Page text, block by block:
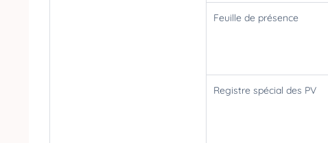
Feuille de présence
Registre spécial des PV